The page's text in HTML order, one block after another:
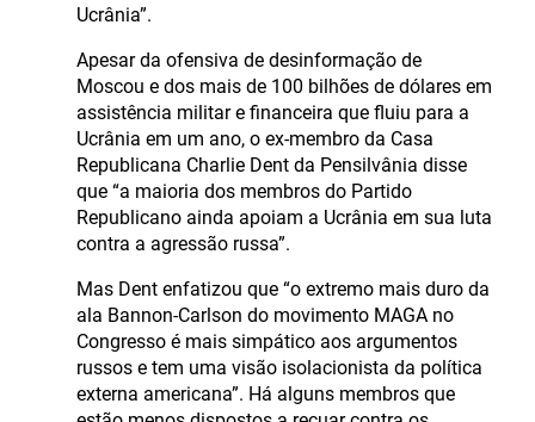
Ucrânia”.
Apesar da ofensiva de desinformação de
Moscou e dos mais de 100 bilhões de dólares em
assistência militar e financeira que fluiu para a
Ucrânia em um ano, o ex-membro da Casa
Republicana Charlie Dent da Pensilvânia disse
que “a maioria dos membros do Partido
Republicano ainda apoiam a Ucrânia em sua luta
contra a agressão russa”.
Mas Dent enfatizou que “o extremo mais duro da
ala Bannon-Carlson do movimento MAGA no
Congresso é mais simpático aos argumentos
russos e tem uma visão isolacionista da política
externa americana”. Há alguns membros que